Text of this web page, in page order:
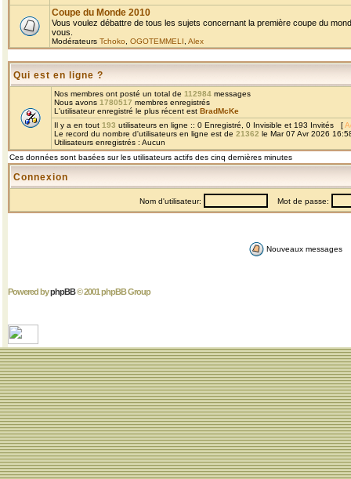
Coupe du Monde 2010
Vous voulez débattre de tous les sujets concernant la première coupe du
vous.
Modérateurs Tchoko OGOTEMMELI Alex
Qui est en ligne ?
Nos membres ont posté un total de 112984 messages
Nous avons 1780517 membres enregistrés
L'utilisateur enregistré le plus récent est BradMcKe
Il y a en tout 193 utilisateurs en ligne :: 0 Enregistré, 0 Invisible et 193 Invités [
Le record du nombre d'utilisateurs en ligne est de 21362 le Mar 07 Avr 2026
Utilisateurs enregistrés : Aucun
Ces données sont basées sur les utilisateurs actifs des cinq dernières minutes
Connexion
Nom d'utilisateur: Mot de passe:
Nouveaux messages
Powered byphpBB© 2001 phpBB Group